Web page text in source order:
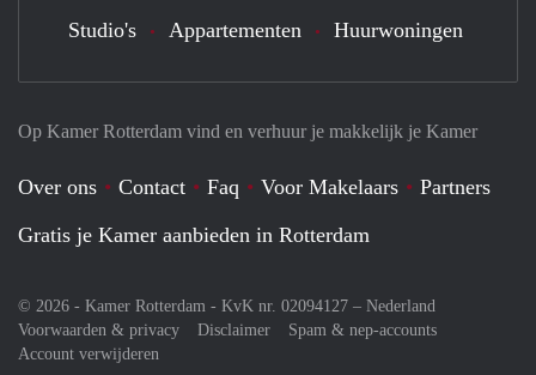
Op Kamer Rotterdam vind en verhuur je makkelijk je Kamer
Over ons Contact Faq Voor Makelaars
Partners
Gratis je Kamer aanbieden in Rotterdam
© 2026 - Kamer Rotterdam - KvK nr. 02094127 – Nederland
Voorwaarden & privacy
Disclaimer
Spam & nep-accounts
Account verwijderen
Studio's Appartementen Huurwoningen